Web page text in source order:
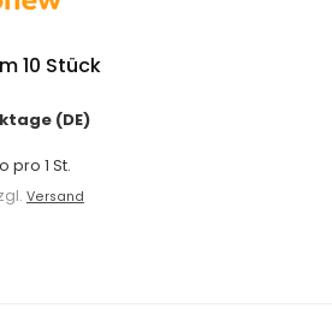
10 Stück
(DE)
pro 1 St.
Versand